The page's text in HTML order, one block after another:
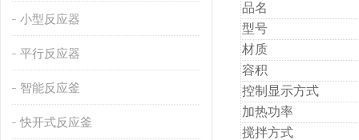
小型反应器
平行反应器
智能反应釜
快开式反应釜
品名
型号
材质
容积
控制显示方式
加热功率
搅拌方式